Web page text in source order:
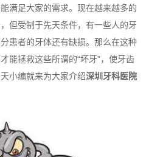
满足大家的需求。现在越来越多的
但受制于先天条件，有一些人的牙
患者的牙体还有缺损。那么在这种
能拯救这些所谓的“坏牙”，使牙齿
小编就来为大家介绍深圳牙科医院